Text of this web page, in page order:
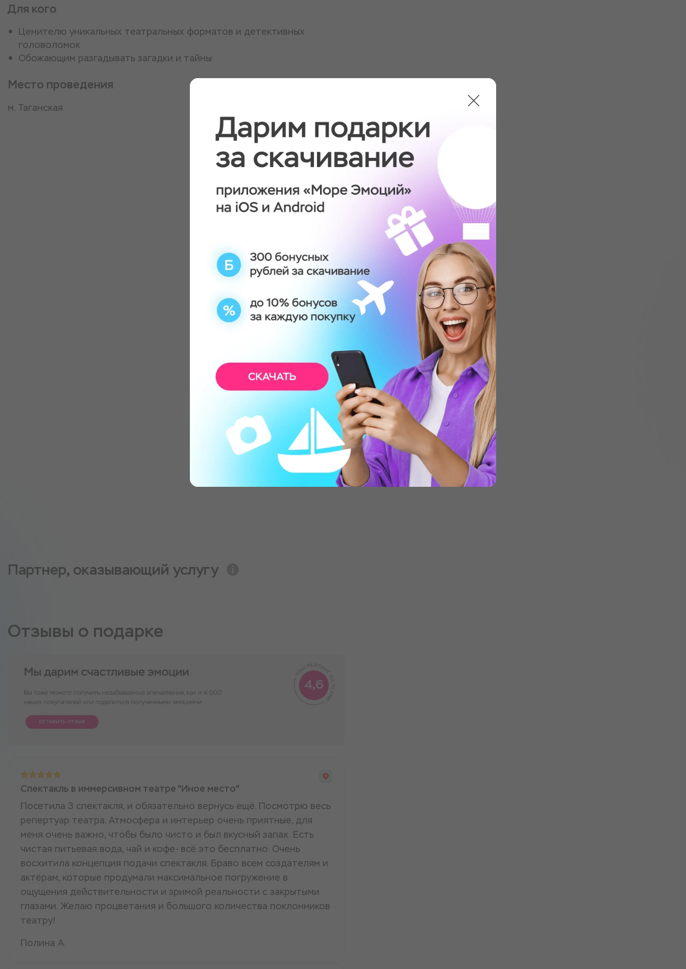
Для кого
Ценителю уникальных театральных форматов и детективных
головоломок
Обожающим разгадывать загадки и тайны
Место проведения
м. Таганская
Партнер, оказывающий услугу
Отзывы о подарке
Спектакль в иммерсивном театре "Иное место"
Посетила 3 спектакля, и обязательно вернусь ещё. Посмотрю весь
репертуар театра. Атмосфера и интерьер очень приятные, для
меня очень важно, чтобы было чисто и был вкусный запах. Есть
чистая питьевая вода, чай и кофе- всё это бесплатно. Очень
восхитила концепция подачи спектакля. Браво всем создателям и
актёрам, которые продумали максимальное погружение в
ощущения действительности и зримой реальности с закрытыми
глазами. Желаю процветания и большого количества поклонников
театру!
Полина А.